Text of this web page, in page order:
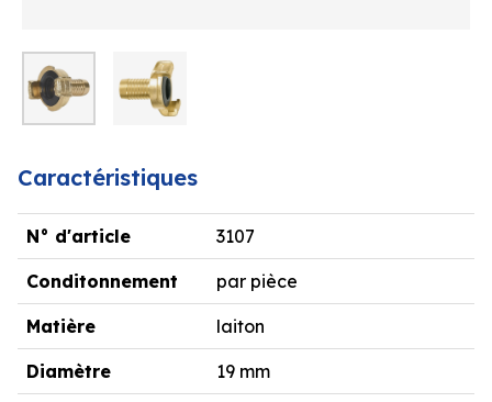
Caractéristiques
N° d'article 3107
Conditonnement par pièce
Matière laiton
Diamètre 19 mm